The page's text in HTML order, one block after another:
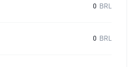
0 BRL
0 BRL